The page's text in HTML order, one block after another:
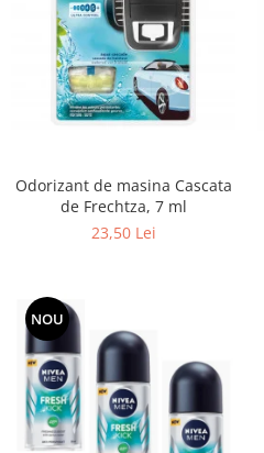
Odorizant de masina Cascata
de Frechtza, 7 ml
23,50 Lei
NOU